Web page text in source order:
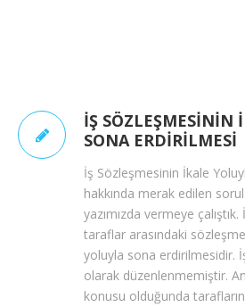
İŞ SÖZLEŞMESININ
SONA ERDIRILMESI
İş Sözleşmesinin İkale
hakkında merak edilen
yazımızda vermeye
taraflar arasındaki
yoluyla sona erdirilmesidir.
olarak düzenlenmemiştir.
konusu olduğunda tarafların